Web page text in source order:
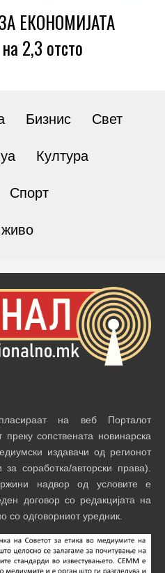
ЕКОНОМИЈАТА
2,3 отсто
Бизнис Свет
Култура
Спорт
на веб Порталот
преку сопствената новинарска
издавачи од регионот
соработка/авторски права).
надвор од условите е
договор со редакцијата на
со одговорниот уредник.